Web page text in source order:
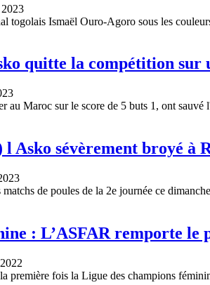
togolais Ismaël Ouro-Agoro sous les
quitte la compétition sur
au Maroc sur le score de 5 buts 1, ont
l Asko sévèrement broyé à
de poules de la 2e journée ce
: L’ASFAR remporte le
première fois la Ligue des champions